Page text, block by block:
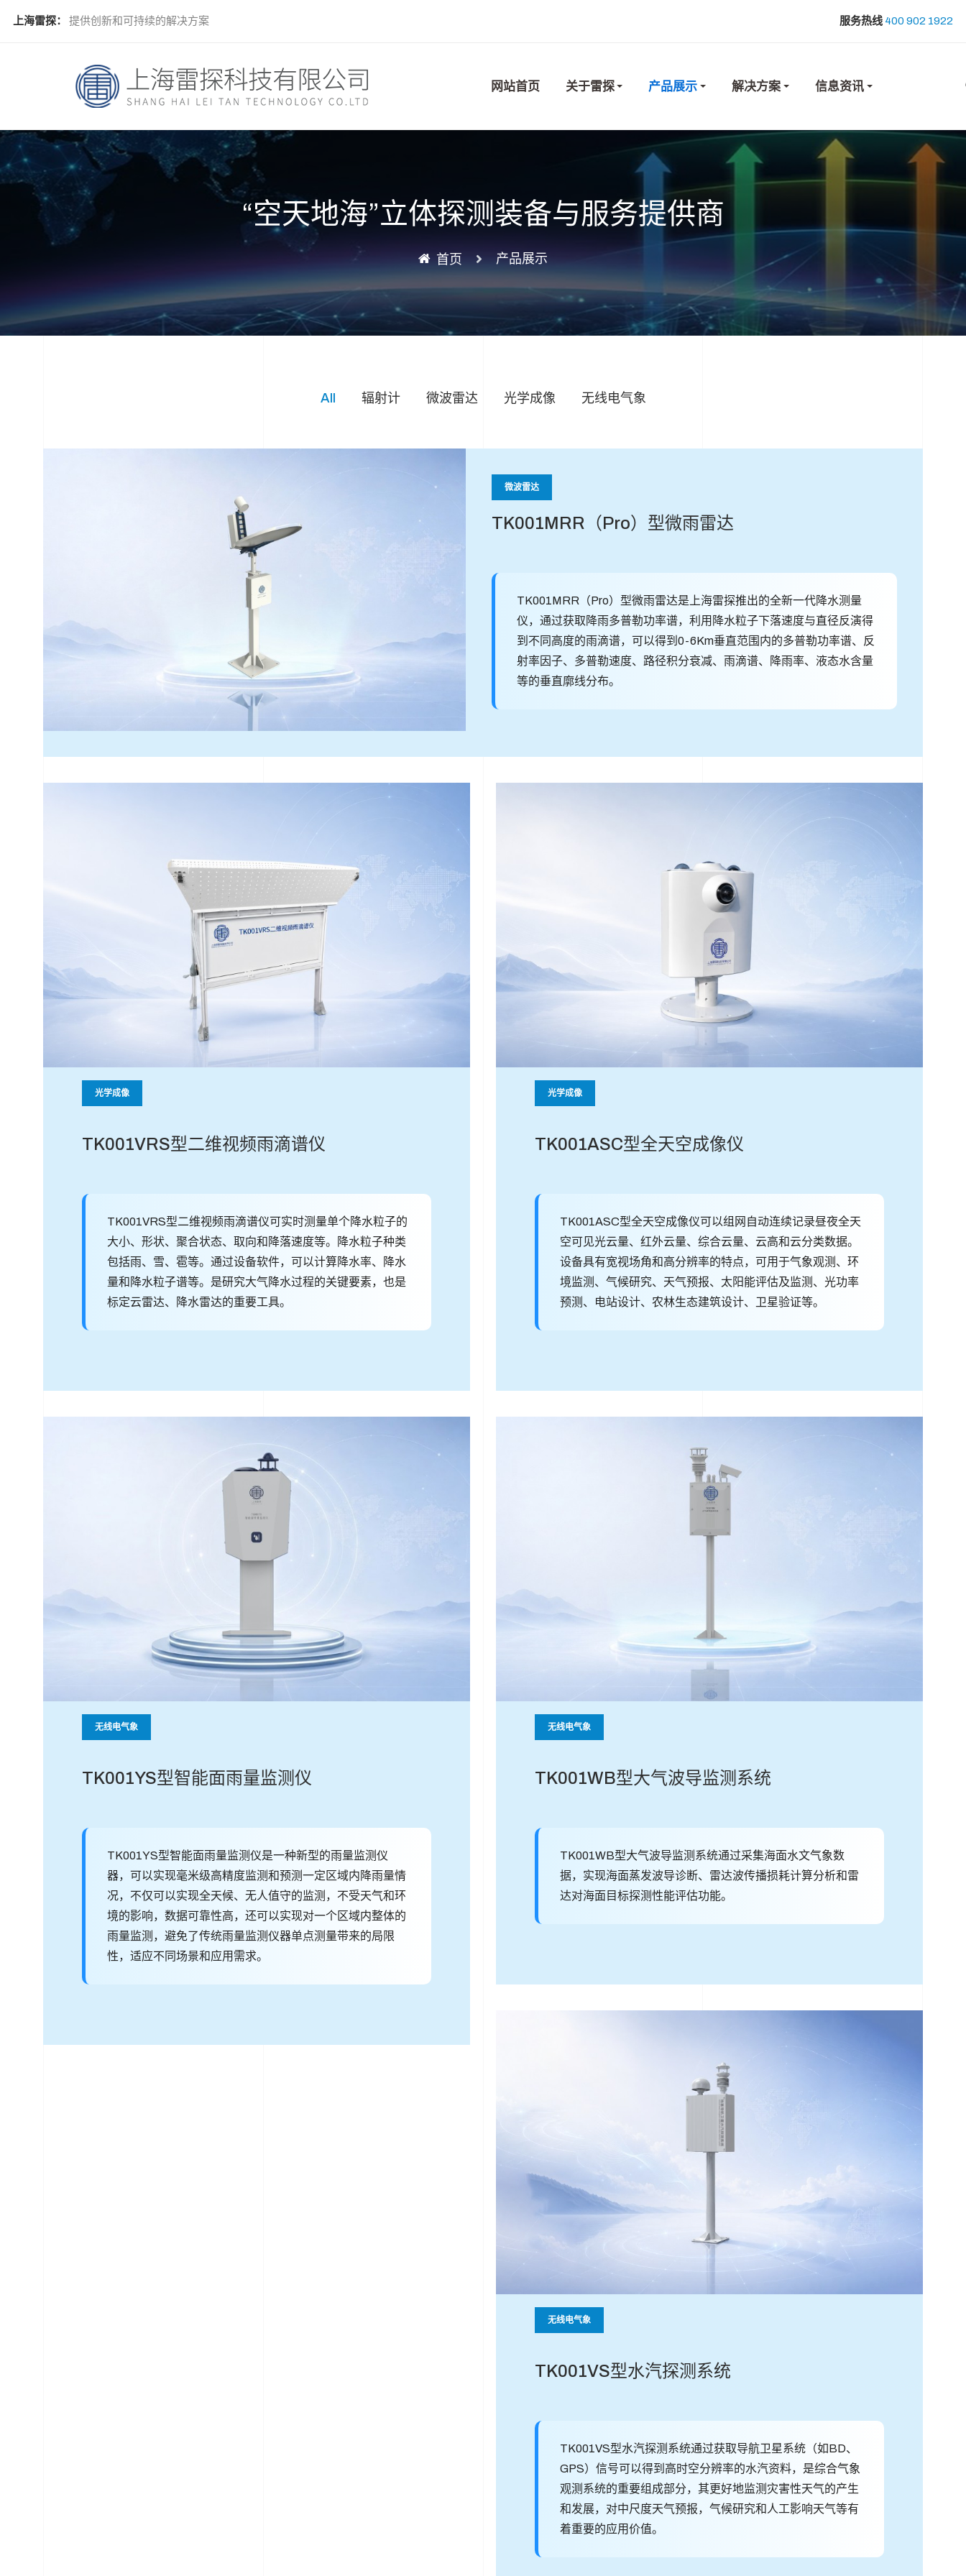
上海雷探： 提供创新和可持续的解决方案 服务热线 400 902 1922
网站首页 关于雷探 产品展示 解决方案 信息资讯
“空天地海”立体探测装备与服务提供商
首页 产品展示
All 辐射计 微波雷达 光学成像 无线电气象
微波雷达
TK001MRR（Pro）型微雨雷达
TK001MRR（Pro）型微雨雷达是上海雷探推出的全新一代降水测量
仪，通过获取降雨多普勒功率谱，利用降水粒子下落速度与直径反演得
到不同高度的雨滴谱，可以得到0-6Km垂直范围内的多普勒功率谱、反
射率因子、多普勒速度、路径积分衰减、雨滴谱、降雨率、液态水含量
等的垂直廓线分布。
光学成像
TK001VRS型二维视频雨滴谱仪
TK001VRS型二维视频雨滴谱仪可实时测量单个降水粒子的
大小、形状、聚合状态、取向和降落速度等。降水粒子种类
包括雨、雪、雹等。通过设备软件，可以计算降水率、降水
量和降水粒子谱等。是研究大气降水过程的关键要素，也是
标定云雷达、降水雷达的重要工具。
光学成像
TK001ASC型全天空成像仪
TK001ASC型全天空成像仪可以组网自动连续记录昼夜全天
空可见光云量、红外云量、综合云量、云高和云分类数据。
设备具有宽视场角和高分辨率的特点，可用于气象观测、环
境监测、气候研究、天气预报、太阳能评估及监测、光功率
预测、电站设计、农林生态建筑设计、卫星验证等。
无线电气象
TK001YS型智能面雨量监测仪
TK001YS型智能面雨量监测仪是一种新型的雨量监测仪
器，可以实现毫米级高精度监测和预测一定区域内降雨量情
况，不仅可以实现全天候、无人值守的监测，不受天气和环
境的影响，数据可靠性高，还可以实现对一个区域内整体的
雨量监测，避免了传统雨量监测仪器单点测量带来的局限
性，适应不同场景和应用需求。
无线电气象
TK001WB型大气波导监测系统
TK001WB型大气波导监测系统通过采集海面水文气象数
据，实现海面蒸发波导诊断、雷达波传播损耗计算分析和雷
达对海面目标探测性能评估功能。
无线电气象
TK001VS型水汽探测系统
TK001VS型水汽探测系统通过获取导航卫星系统（如BD、
GPS）信号可以得到高时空分辨率的水汽资料，是综合气象
观测系统的重要组成部分，其更好地监测灾害性天气的产生
和发展，对中尺度天气预报，气候研究和人工影响天气等有
着重要的应用价值。